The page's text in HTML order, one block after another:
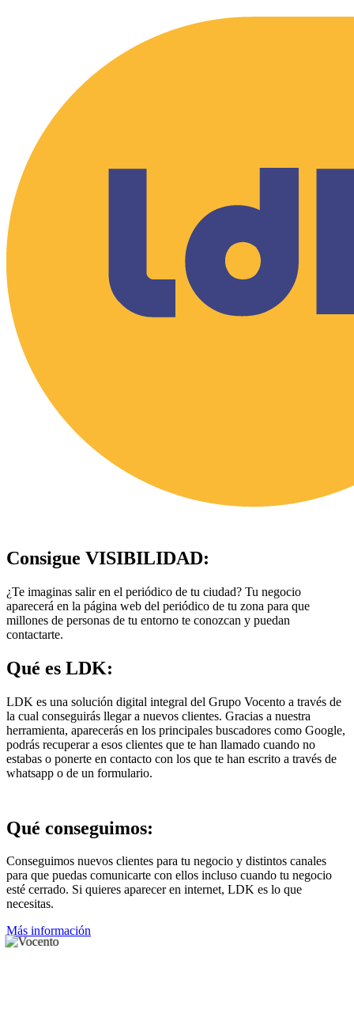
Consigue VISIBILIDAD:
¿Te imaginas salir en el periódico de tu ciudad? Tu negocio
aparecerá en la página web del periódico de tu zona para que
millones de personas de tu entorno te conozcan y puedan
contactarte.
Qué es LDK:
LDK es una solución digital integral del Grupo Vocento a través de
la cual conseguirás llegar a nuevos clientes. Gracias a nuestra
herramienta, aparecerás en los principales buscadores como Google,
podrás recuperar a esos clientes que te han llamado cuando no
estabas o ponerte en contacto con los que te han escrito a través de
whatsapp o de un formulario.
Qué conseguimos:
Conseguimos nuevos clientes para tu negocio y distintos canales
para que puedas comunicarte con ellos incluso cuando tu negocio
esté cerrado. Si quieres aparecer en internet, LDK es lo que
necesitas.
Más información